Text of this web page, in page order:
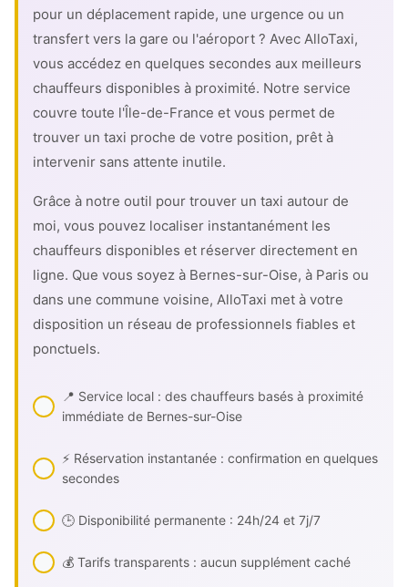
pour un déplacement rapide, une urgence ou un
transfert vers la gare ou l'aéroport ? Avec AlloTaxi,
vous accédez en quelques secondes aux meilleurs
chauffeurs disponibles à proximité. Notre service
couvre toute l'Île-de-France et vous permet de
trouver un taxi proche de votre position, prêt à
intervenir sans attente inutile.
Grâce à notre outil pour trouver un taxi autour de
moi, vous pouvez localiser instantanément les
chauffeurs disponibles et réserver directement en
ligne. Que vous soyez à Bernes-sur-Oise, à Paris ou
dans une commune voisine, AlloTaxi met à votre
disposition un réseau de professionnels fiables et
ponctuels.
📍 Service local : des chauffeurs basés à proximité
immédiate de Bernes-sur-Oise
⚡ Réservation instantanée : confirmation en quelques
secondes
🕒 Disponibilité permanente : 24h/24 et 7j/7
💰 Tarifs transparents : aucun supplément caché